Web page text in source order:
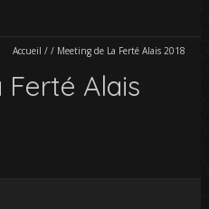
Accueil / / Meeting de La Ferté Alais 2018
Ferté Alais